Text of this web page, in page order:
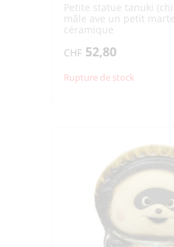
Petite statue tanuki
mâle ave un petit
céramique
CHF 52,80
Rupture de stock